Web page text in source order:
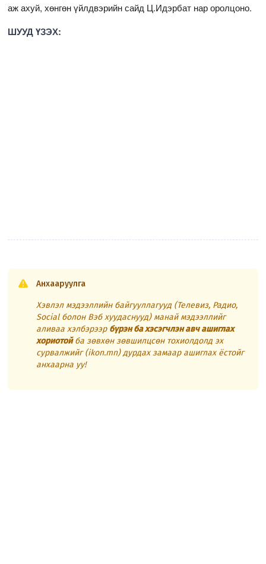
аж ахуй, хөнгөн үйлдвэрийн сайд Ц.Идэрбат нар оролцоно.
ШУУД ҮЗЭХ:
Анхааруулга
Хэвлэл мэдээллийн байгууллагууд (Телевиз, Радио,
Social болон Вэб хуудаснууд) манай мэдээллийг
аливаа хэлбэрээр бүрэн ба хэсэгчлэн авч ашиглах
хориотойба зөвхөн зөвшилцсөн тохиолдолд эх
сурвалжийг (ikon.mn) дурдах замаар ашиглах ёстойг
анхаарна уу!